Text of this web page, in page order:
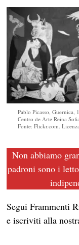
Pablo Picasso,
Centro de Arte Reina
Fonte: Flickr.com.
Non abbiamo
padroni sono i
Segui Frammenti
e iscriviti alla